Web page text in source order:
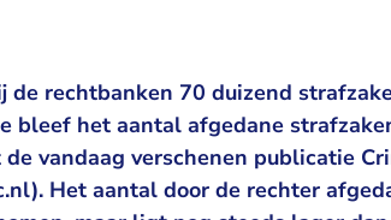
de rechtbanken 70 duizend
bleef het aantal afgedane
vandaag verschenen publicatie
Rechtspraak.nl
Het aantal door de rechter